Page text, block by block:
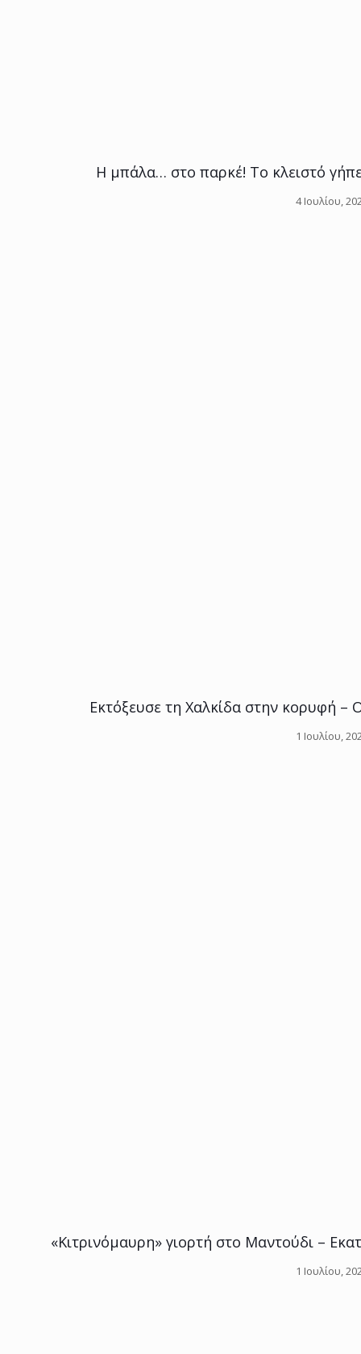
Η μπάλα… στο παρκέ! Το κλειστό
4 Ιουλίου,
Εκτόξευσε τη Χαλκίδα στην κορυφή –
1 Ιουλίου,
«Κιτρινόμαυρη» γιορτή στο Μαντούδι –
1 Ιουλίου,